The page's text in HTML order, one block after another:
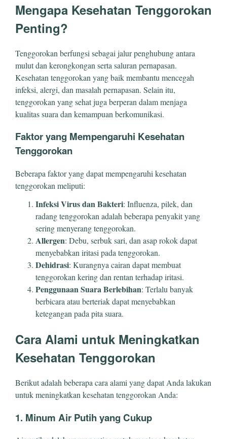
Mengapa Kesehatan Tenggorokan
Penting?
Tenggorokan berfungsi sebagai jalur penghubung antara
mulut dan kerongkongan serta saluran pernapasan.
Kesehatan tenggorokan yang baik membantu mencegah
infeksi, alergi, dan masalah pernapasan. Selain itu,
tenggorokan yang sehat juga berperan dalam menjaga
kualitas suara dan kemampuan berkomunikasi.
Faktor yang Mempengaruhi Kesehatan
Tenggorokan
Beberapa faktor yang dapat mempengaruhi kesehatan
tenggorokan meliputi:
Infeksi Virus dan Bakteri: Influenza, pilek, dan
radang tenggorokan adalah beberapa penyakit yang
sering menyerang tenggorokan.
Allergen: Debu, serbuk sari, dan asap rokok dapat
menyebabkan iritasi pada tenggorokan.
Dehidrasi: Kurangnya cairan dapat membuat
tenggorokan kering dan rentan terhadap iritasi.
Penggunaan Suara Berlebihan: Terlalu banyak
berbicara atau berteriak dapat menyebabkan
ketegangan pada pita suara.
Cara Alami untuk Meningkatkan
Kesehatan Tenggorokan
Berikut adalah beberapa cara alami yang dapat Anda lakukan
untuk meningkatkan kesehatan tenggorokan Anda:
1. Minum Air Putih yang Cukup